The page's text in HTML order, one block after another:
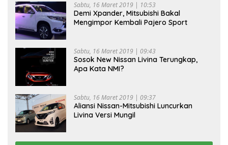
Sabtu, 16 Maret 2019 | 10:53
Demi Xpander, Mitsubishi Bakal
Mengimpor Kembali Pajero Sport
Sabtu, 16 Maret 2019 | 09:43
Sosok New Nissan Livina Terungkap,
Apa Kata NMI?
Sabtu, 16 Maret 2019 | 09:37
Aliansi Nissan-Mitsubishi Luncurkan
Livina Versi Mungil